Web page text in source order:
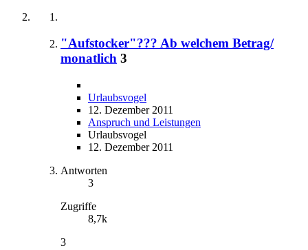
"Aufstocker"??? Ab welchem Betrag/
monatlich 3
Urlaubsvogel
12. Dezember 2011
Anspruch und Leistungen
Urlaubsvogel
12. Dezember 2011
Antworten
3
Zugriffe
8,7k
3